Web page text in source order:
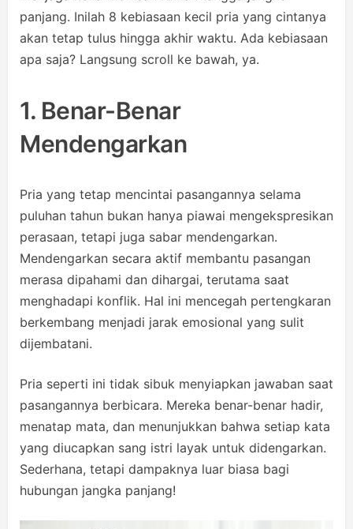
panjang. Inilah 8 kebiasaan kecil pria yang cintanya
akan tetap tulus hingga akhir waktu. Ada kebiasaan
apa saja? Langsung scroll ke bawah, ya.
1. Benar-Benar
Mendengarkan
Pria yang tetap mencintai pasangannya selama
puluhan tahun bukan hanya piawai mengekspresikan
perasaan, tetapi juga sabar mendengarkan.
Mendengarkan secara aktif membantu pasangan
merasa dipahami dan dihargai, terutama saat
menghadapi konflik. Hal ini mencegah pertengkaran
berkembang menjadi jarak emosional yang sulit
dijembatani.
Pria seperti ini tidak sibuk menyiapkan jawaban saat
pasangannya berbicara. Mereka benar-benar hadir,
menatap mata, dan menunjukkan bahwa setiap kata
yang diucapkan sang istri layak untuk didengarkan.
Sederhana, tetapi dampaknya luar biasa bagi
hubungan jangka panjang!